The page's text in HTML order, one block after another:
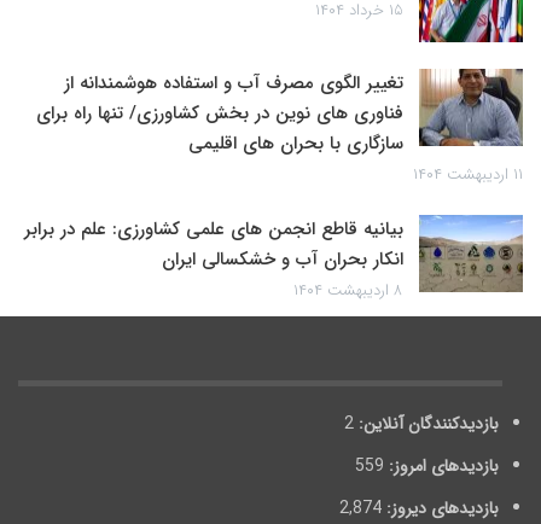
۱۵ خرداد ۱۴۰۴
تغییر الگوی مصرف آب و استفاده هوشمندانه از
فناوری های نوین در بخش کشاورزی/ تنها راه برای
سازگاری با بحران های اقلیمی
۱۱ اردیبهشت ۱۴۰۴
بیانیه قاطع انجمن های علمی کشاورزی: علم در برابر
انکار بحران آب و خشکسالی ایران
۸ اردیبهشت ۱۴۰۴
بازدیدکنندگان آنلاین: 2
بازدیدهای امروز: 559
بازدیدهای دیروز: 2,874